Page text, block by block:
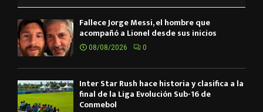
Fallece Jorge Messi, el hombre que
acompañó a Lionel desde sus inicios
08/08/2026 0
Inter Star Rush hace historia y clasifica a la
final de la Liga Evolución Sub-16 de
Conmebol